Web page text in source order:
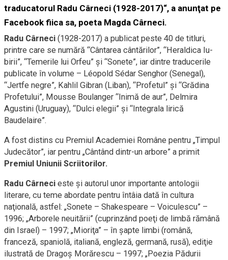
traducatorul Radu Cârneci (1928-2017)“, a anunţat pe
Facebook fiica sa, poeta Magda Cârneci.
Radu Cârneci (1928-2017) a publicat peste 40 de titluri,
printre care se numără “Cântarea cântărilor”, “Heraldica Iu­
birii”, “Temerile lui Orfeu” şi “So­ne­te”, iar dintre traducerile
publicate în volume – Léopold Sédar Senghor (Se­negal),
“Jertfe negre”, Kahlil Gi­bran (Liban), “Profetul” şi “Grădina
Profetului”, Mousse Boulanger “Ini­mă de aur”, Delmira
Agustini (Uru­guay), “Dulci elegii” şi “Integrala lirică
Baudelaire”.
A fost distins cu Premiul Academiei Române pentru „Timpul
Judecător”, iar pentru „Cântând dintr-un arbore” a primit
Premiul Uniunii Scriitorilor.
Radu Cârneci este şi autorul unor importante antologii
literare, cu teme abordate pentru întâia dată în cultura
naţională, astfel: „Sonete – Shakespeare – Voiculescu” –
1996; „Arborele neuitării” (cuprinzând poeţi de limbă rămână
din Israel) – 1997; „Mioriţa” – în şapte limbi (română,
franceză, spaniolă, italiană, engleză, germană, rusă), ediţie
ilustrată de Dragoş Morărescu – 1997; „Poezia Pădurii